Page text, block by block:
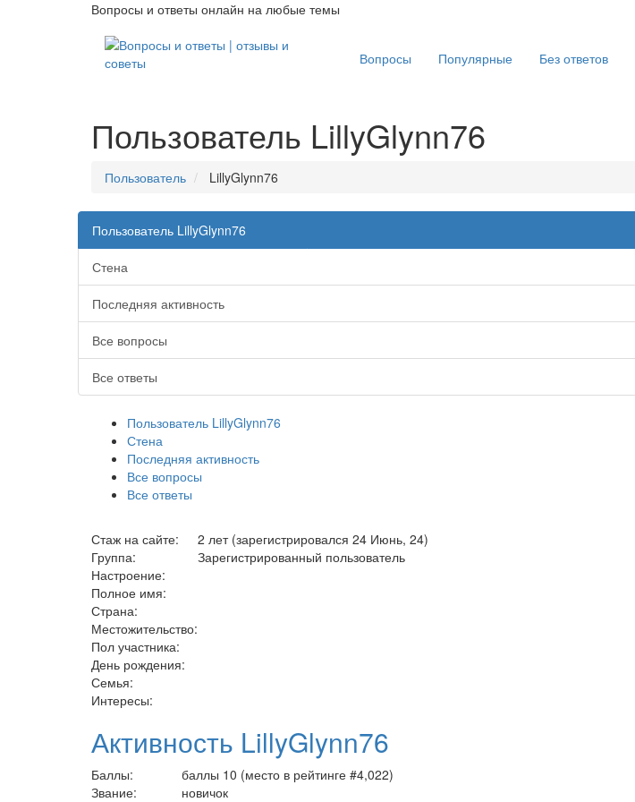
Вопросы и ответы онлайн на любые темы
Вопросы Популярные Без ответов
Пользователь LillyGlynn76
Пользователь LillyGlynn76
Пользователь LillyGlynn76
Стена
Последняя активность
Все вопросы
Все ответы
Пользователь LillyGlynn76
Стена
Последняя активность
Все вопросы
Все ответы
Стаж на сайте:
2 лет (зарегистрировался 24 Июнь, 24)
Группа:
Зарегистрированный пользователь
Настроение:
Полное имя:
Страна:
Местожительство:
Пол участника:
День рождения:
Семья:
Интересы:
Активность LillyGlynn76
Баллы: баллы 10 (место в рейтинге #4,022)
Звание:
новичок